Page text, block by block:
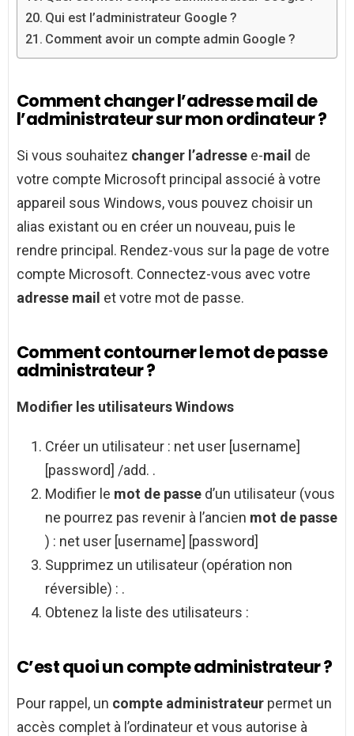
Qui est l’administrateur Google ?
Comment avoir un compte admin Google ?
Comment changer l’adresse mail de
l’administrateur sur mon ordinateur ?
Si vous souhaitez changer l’adresse e-mail de
votre compte Microsoft principal associé à votre
appareil sous Windows, vous pouvez choisir un
alias existant ou en créer un nouveau, puis le
rendre principal. Rendez-vous sur la page de votre
compte Microsoft. Connectez-vous avec votre
adresse mail et votre mot de passe.
Comment contourner le mot de passe
administrateur ?
Modifier les utilisateurs Windows
Créer un utilisateur : net user [username]
[password] /add. .
Modifier le mot de passe d’un utilisateur (vous
ne pourrez pas revenir à l’ancien mot de passe
) : net user [username] [password]
Supprimez un utilisateur (opération non
réversible) : .
Obtenez la liste des utilisateurs :
C’est quoi un compte administrateur ?
Pour rappel, un compte administrateur permet un
accès complet à l’ordinateur et vous autorise à